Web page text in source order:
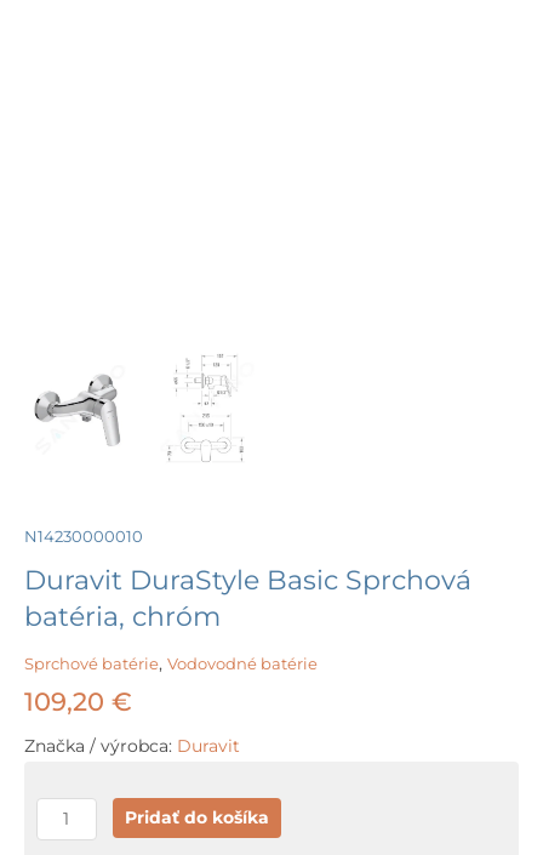
N14230000010
Duravit DuraStyle Basic Sprchová
batéria, chróm
Sprchové batérie, Vodovodné batérie
109,20 €
Značka / výrobca: Duravit
množstvo
Duravit
Pridať do košíka